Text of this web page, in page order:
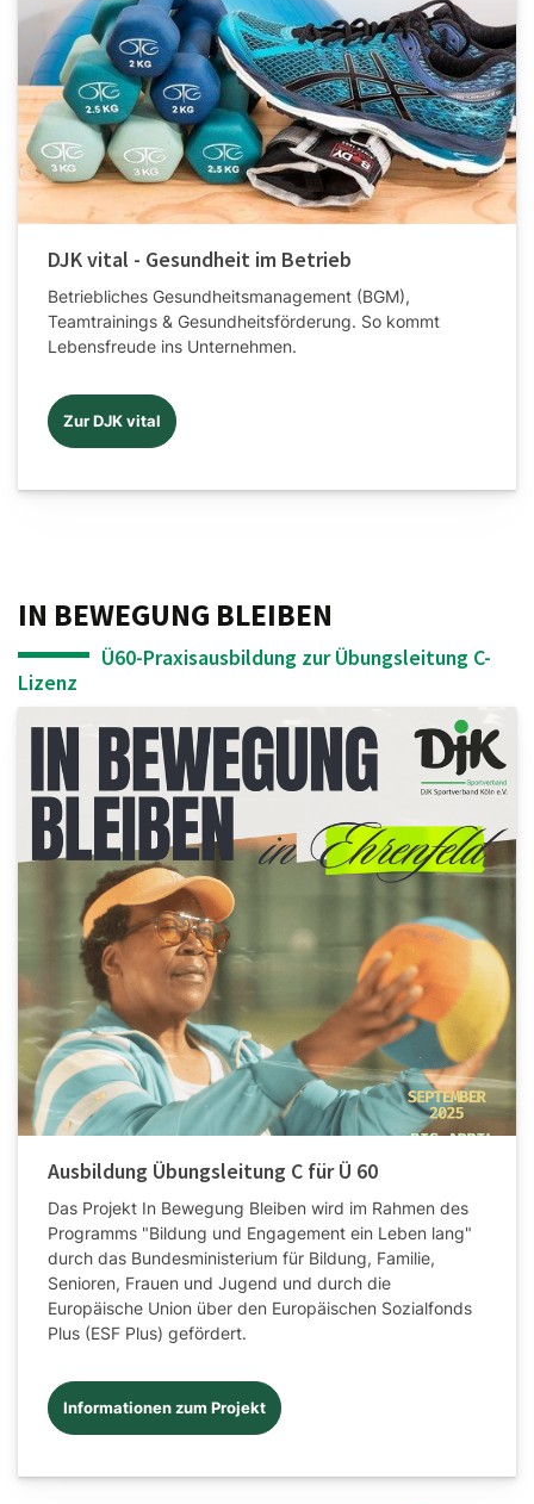
DJK vital - Gesundheit im Betrieb
Betriebliches Gesundheitsmanagement (BGM),
Teamtrainings & Gesundheitsförderung. So kommt
Lebensfreude ins Unternehmen.
Zur DJK vital
IN BEWEGUNG BLEIBEN
Ü60-Praxisausbildung zur Übungsleitung C-
Lizenz
Ausbildung Übungsleitung C für Ü 60
Das Projekt In Bewegung Bleiben wird im Rahmen des
Programms "Bildung und Engagement ein Leben lang"
durch das Bundesministerium für Bildung, Familie,
Senioren, Frauen und Jugend und durch die
Europäische Union über den Europäischen Sozialfonds
Plus (ESF Plus) gefördert.
Informationen zum Projekt